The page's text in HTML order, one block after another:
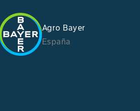
Agro Bayer
España